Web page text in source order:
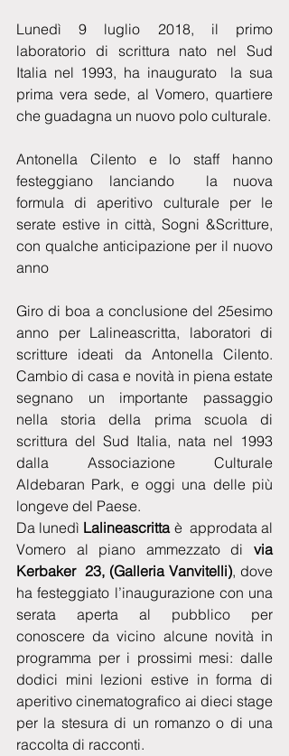
Lunedì 9 luglio 2018, il primo
laboratorio di scrittura nato nel Sud
Italia nel 1993, ha inaugurato  la sua
prima vera sede, al Vomero, quartiere
che guadagna un nuovo polo culturale.
Antonella Cilento e lo staff hanno
festeggiano lanciando  la nuova
formula di aperitivo culturale per le
serate estive in città, Sogni &Scritture,
con qualche anticipazione per il nuovo
anno
Giro di boa a conclusione del 25esimo
anno per Lalineascritta, laboratori di
scritture ideati da Antonella Cilento.
Cambio di casa e novità in piena estate
segnano un importante passaggio
nella storia della prima scuola di
scrittura del Sud Italia, nata nel 1993
dalla Associazione Culturale
Aldebaran Park, e oggi una delle più
longeve del Paese.
Da lunedì Lalineascritta è  approdata al
Vomero al piano ammezzato di via
Kerbaker  23, (Galleria Vanvitelli), dove
ha festeggiato l’inaugurazione con una
serata aperta al pubblico per
conoscere da vicino alcune novità in
programma per i prossimi mesi: dalle
dodici mini lezioni estive in forma di
aperitivo cinematografico ai dieci stage
per la stesura di un romanzo o di una
raccolta di racconti.